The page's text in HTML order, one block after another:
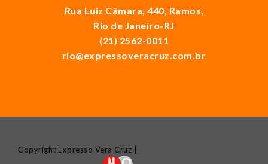
Rua Luiz Câmara, 440, Ramos,
Rio de Janeiro-RJ
(21) 2562-0011
rio@expressoveracruz.com.br
Copyright Expresso Vera Cruz |